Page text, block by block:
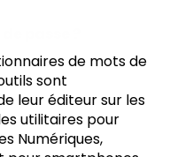
de mots de
sont
leur éditeur sur les
utilitaires pour
Numériques,